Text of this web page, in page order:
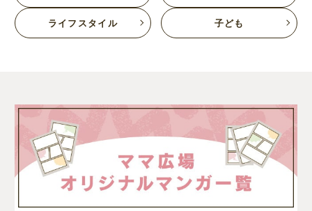
ライフスタイル 子ども